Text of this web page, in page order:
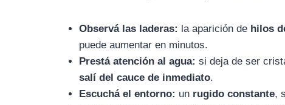
Observá las laderas: la aparición de hilos
puede aumentar en minutos.
Prestá atención al agua: si deja de ser
salí del cauce de inmediato.
Escuchá el entorno: un rugido constante,